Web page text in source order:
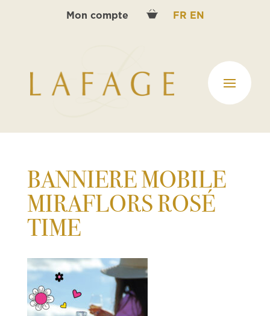
Mon compte FR EN
BANNIERE MOBILE
MIRAFLORS ROSÉ
TIME